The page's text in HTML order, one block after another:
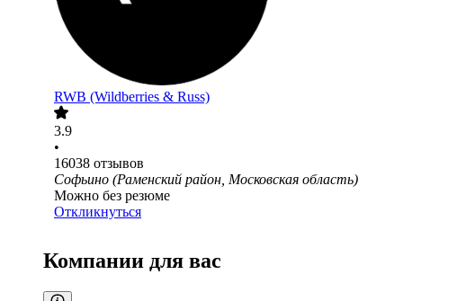
RWB (Wildberries & Russ)
3.9
•
16038 отзывов
Софьино (Раменский район, Московская область)
Можно без резюме
Откликнуться
Компании для вас